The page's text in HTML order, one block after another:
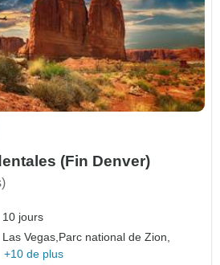
(Fin Denver)
10 jours
Las Vegas,Parc national de Zion,
+10 de plus